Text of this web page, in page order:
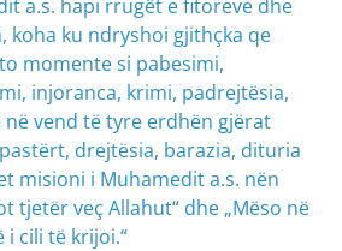
a.s. hapi rrugët e fitoreve dhe
koha ku ndryshoi gjithçka qe
momente si pabesimi,
injoranca, krimi, padrejtësia,
vend të tyre erdhën gjërat
drejtësia, barazia, dituria
misioni i Muhamedit a.s. nën
tjetër veç Allahut“ dhe „Mëso në
cili të krijoi.“